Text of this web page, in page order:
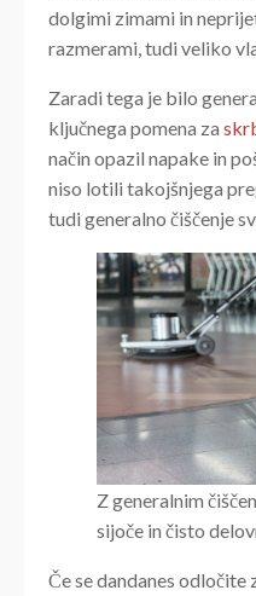
dolgimi zimami in
razmerami, tudi veliko
Zaradi tega je bilo
ključnega pomena za
način opazil napake in
niso lotili takojšnjega
tudi generalno čiščenje
Z generalnim
sijoče in čisto
Če se dandanes odločite